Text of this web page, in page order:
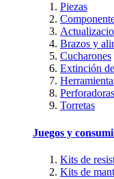
Piezas
Brazos y
Cucharones
Extinción
Torretas
Juegos y
Kits de
Kits de